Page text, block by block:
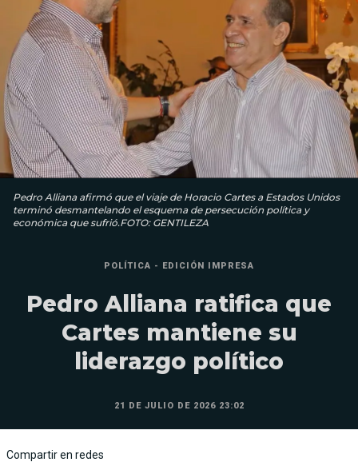
Pedro Alliana afirmó que el viaje de Horacio Cartes a Estados Unidos
terminó desmantelando el esquema de persecución política y
económica que sufrió.FOTO: GENTILEZA
POLÍTICA - EDICIÓN IMPRESA
Pedro Alliana ratifica que
Cartes mantiene su
liderazgo político
21 DE JULIO DE 2026 23:02
Compartir en redes